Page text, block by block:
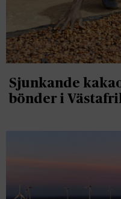
Sjunkande
bönder i